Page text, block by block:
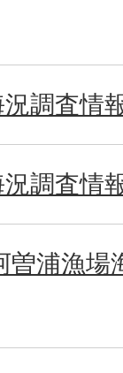
調査情
調査情
曽浦漁場